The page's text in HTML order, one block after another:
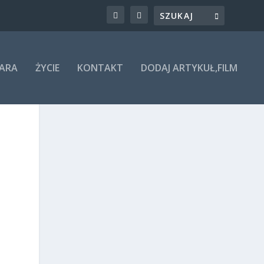
ŻYCIE KONTAKT DODAJ ARTYKUŁ,FILM